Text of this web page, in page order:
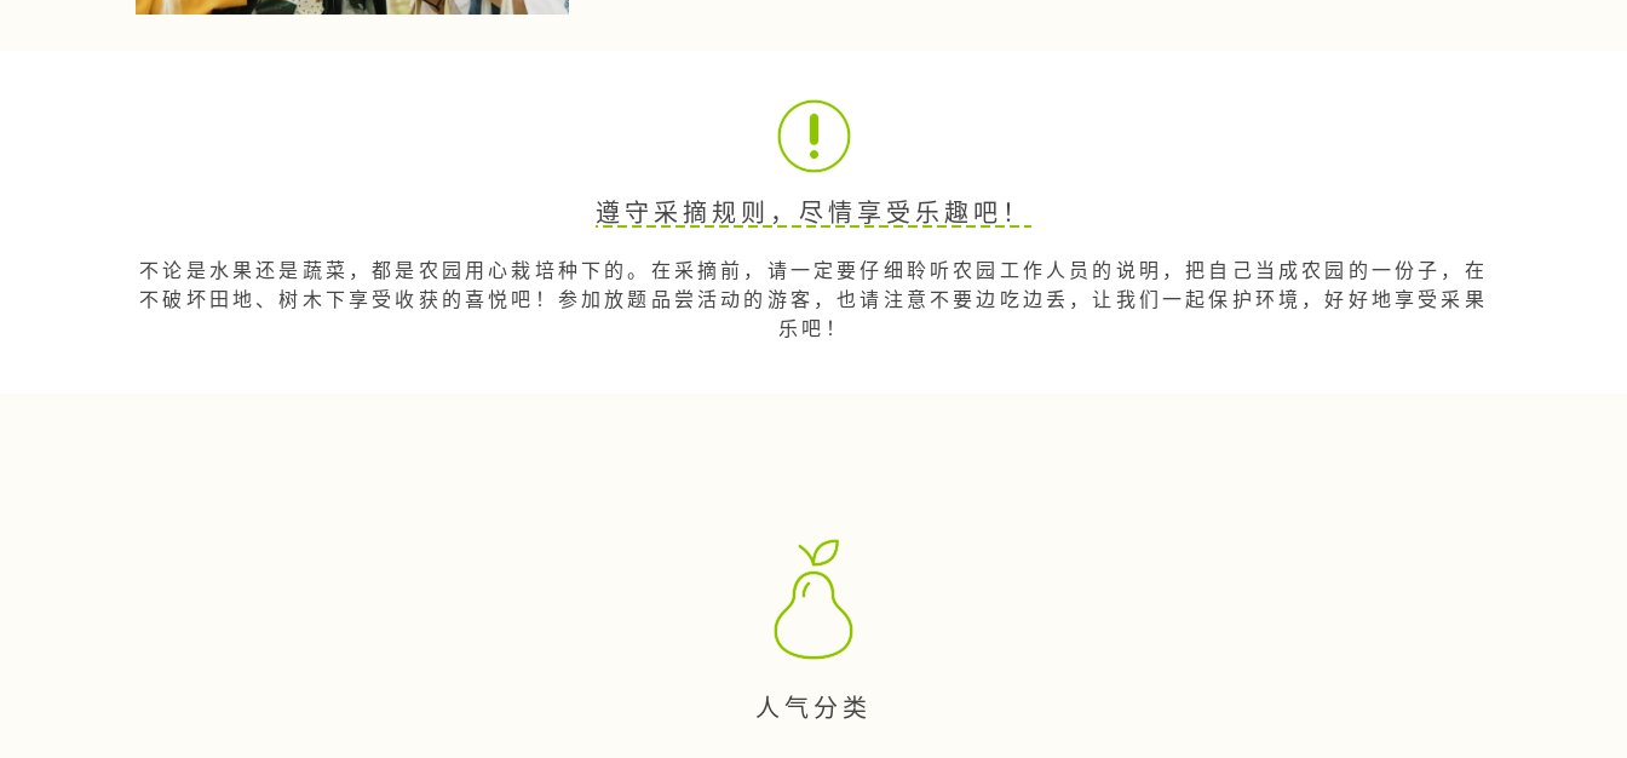
遵守采摘规则，尽情享受乐趣吧！
不论是水果还是蔬菜，都是农园用心栽培种下的。在采摘前，请一定要仔细聆听农园工作人员的说明，把自己当成农园的一份子，在
不破坏田地、树木下享受收获的喜悦吧！参加放题品尝活动的游客，也请注意不要边吃边丢，让我们一起保护环境，好好地享受采果
乐吧！
人气分类